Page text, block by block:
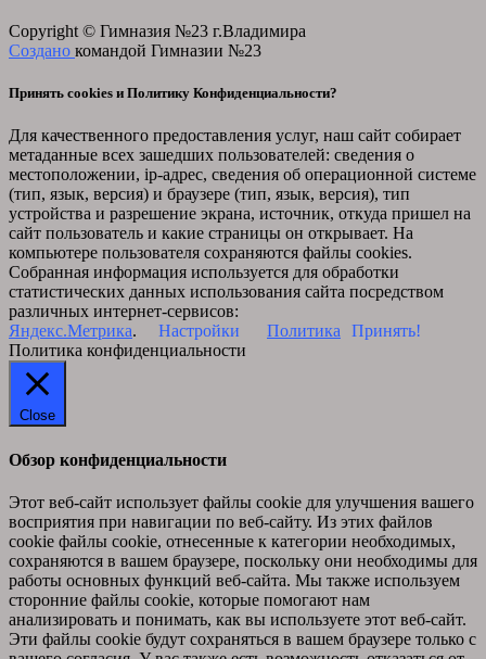
Copyright © Гимназия №23 г.Владимира
Создано командой Гимназии №23
Принять cookies и Политику Конфиденциальности?
Для качественного предоставления услуг, наш сайт собирает
метаданные всех зашедших пользователей: сведения о
местоположении, ip-адрес, сведения об операционной системе
(тип, язык, версия) и браузере (тип, язык, версия), тип
устройства и разрешение экрана, источник, откуда пришел на
сайт пользователь и какие страницы он открывает. На
компьютере пользователя сохраняются файлы cookies.
Собранная информация используется для обработки
статистических данных использования сайта посредством
различных интернет-сервисов:
Яндекс.Метрика. Настройки Политика
Принять!
Политика конфиденциальности
Close
Обзор конфиденциальности
Этот веб-сайт использует файлы cookie для улучшения вашего
восприятия при навигации по веб-сайту. Из этих файлов
cookie файлы cookie, отнесенные к категории необходимых,
сохраняются в вашем браузере, поскольку они необходимы для
работы основных функций веб-сайта. Мы также используем
сторонние файлы cookie, которые помогают нам
анализировать и понимать, как вы используете этот веб-сайт.
Эти файлы cookie будут сохраняться в вашем браузере только с